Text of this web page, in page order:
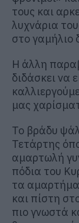
τους και
λυχνάρια
στο γαμήλιο
Η άλλη
διδάσκει να
μας
Το βράδυ
Τετάρτης
αμαρτωλή
πόδια του
τα
και πίστη
πιο γνωστά